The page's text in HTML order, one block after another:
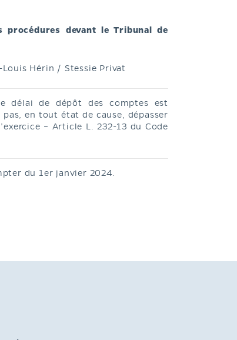
procédures devant le Tribunal de
Hérin / Stessie Privat
délai de dépôt des comptes est
en tout état de cause, dépasser
– Article L. 232-13 du Code
du 1er janvier 2024.